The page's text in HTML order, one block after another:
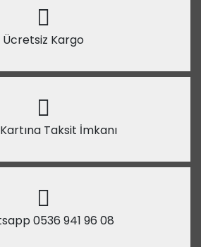
Ücretsiz Kargo
Taksit İmkanı
0536 941 96 08